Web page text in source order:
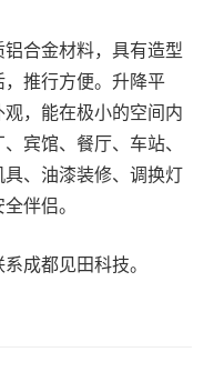
合金材料，具有造型
推行方便。升降平
，能在极小的空间内
宾馆、餐厅、车站、
、油漆装修、调换灯
伴侣。
成都见田科技。